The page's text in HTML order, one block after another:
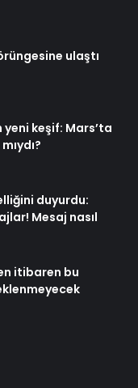
ulaştı
keşif: Mars’ta
duyurdu:
Mesaj nasıl
itibaren bu